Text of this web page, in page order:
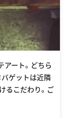
ート。どちら
バゲットは近隣
るこだわり。ご